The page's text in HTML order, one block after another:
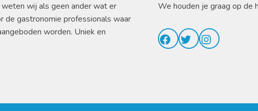
wij als geen ander wat er
gastronomie professionals waar
worden. Uniek en
We houden je graag op de
Facebook
TwitterInstagram